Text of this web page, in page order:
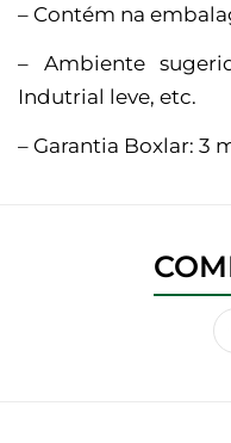
– Contém na
– Ambiente
Indutrial leve, etc.
– Garantia Boxlar: 3